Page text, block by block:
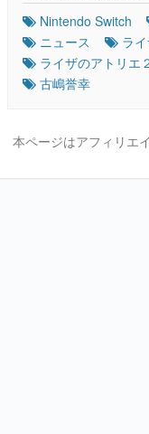
Nintendo Switch
ニュース
ラ
ライザのアトリエ
古嶋誉幸
本ページはアフィリエ